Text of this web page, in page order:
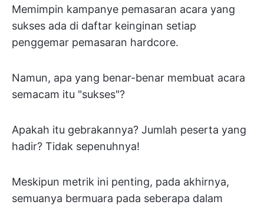
Memimpin kampanye pemasaran acara yang
sukses ada di daftar keinginan setiap
penggemar pemasaran hardcore.
Namun, apa yang benar-benar membuat acara
semacam itu "sukses"?
Apakah itu gebrakannya? Jumlah peserta yang
hadir? Tidak sepenuhnya!
Meskipun metrik ini penting, pada akhirnya,
semuanya bermuara pada seberapa dalam